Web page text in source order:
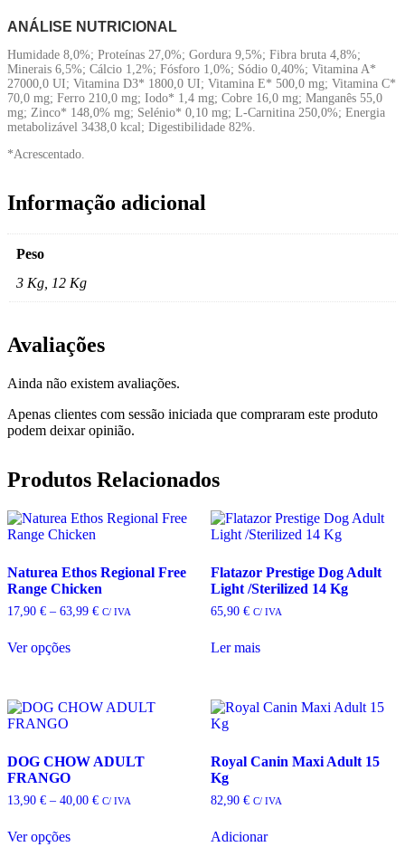
ANÁLISE NUTRICIONAL
Humidade 8,0%; Proteínas 27,0%; Gordura 9,5%; Fibra bruta 4,8%;
Minerais 6,5%; Cálcio 1,2%; Fósforo 1,0%; Sódio 0,40%; Vitamina A*
27000,0 UI; Vitamina D3* 1800,0 UI; Vitamina E* 500,0 mg; Vitamina C*
70,0 mg; Ferro 210,0 mg; Iodo* 1,4 mg; Cobre 16,0 mg; Manganês 55,0
mg; Zinco* 148,0% mg; Selénio* 0,10 mg; L-Carnitina 250,0%; Energia
metabolizável 3438,0 kcal; Digestibilidade 82%.
*Acrescentado.
Informação adicional
Peso
3 Kg, 12 Kg
Avaliações
Ainda não existem avaliações.
Apenas clientes com sessão iniciada que compraram este produto
podem deixar opinião.
Produtos Relacionados
Naturea Ethos Regional Free
Range Chicken
17,90 € – 63,99 €Price
C/ IVA
Ver opções
multiple
variants.
options
may
be
chosen
the
Flatazor Prestige Dog Adult
Light /Sterilized 14 Kg
65,90 € C/ IVA
Ler mais
DOG CHOW ADULT
FRANGO
13,90 € – 40,00 €Price
C/ IVA
Ver opções
Royal Canin Maxi Adult 15
Kg
82,90 € C/ IVA
Adicionar